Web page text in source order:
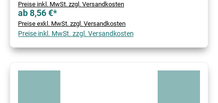
Preise inkl. MwSt. zzgl. Versandkosten
ab 8,56 €*
Preise exkl. MwSt. zzgl. Versandkosten
Preise inkl. MwSt. zzgl. Versandkosten